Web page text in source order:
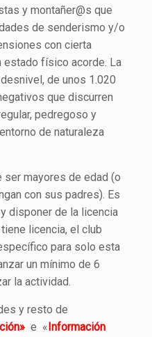
y montañer@s que
de senderismo y/o
con cierta
estado físico acorde. La
de unos 1.020
que discurren
pedregoso y
de naturaleza
mayores de edad (o
con sus padres). Es
disponer de la licencia
licencia, el club
para solo esta
un mínimo de 6
la actividad.
y resto de
e «Información